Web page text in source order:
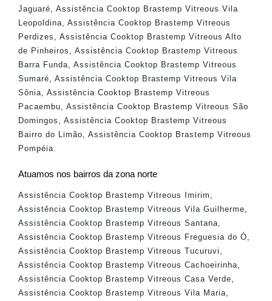
Jaguaré, Assistência Cooktop Brastemp Vitreous Vila
Leopoldina, Assistência Cooktop Brastemp Vitreous
Perdizes , Assistência Cooktop Brastemp Vitreous Alto
de Pinheiros , Assistência Cooktop Brastemp Vitreous
Barra Funda, Assistência Cooktop Brastemp Vitreous
Sumaré, Assistência Cooktop Brastemp Vitreous Vila
Sônia, Assistência Cooktop Brastemp Vitreous
Pacaembu, Assistência Cooktop Brastemp Vitreous São
Domingos , Assistência Cooktop Brastemp Vitreous
Bairro do Limão, Assistência Cooktop Brastemp Vitreous
Pompéia.
Atuamos nos bairros da zona norte
Assistência Cooktop Brastemp Vitreous Imirim
Assistência Cooktop Brastemp Vitreous Vila Guilherme
Assistência Cooktop Brastemp Vitreous Santana
Assistência Cooktop Brastemp Vitreous Freguesia do Ó
Assistência Cooktop Brastemp Vitreous Tucuruvi
Assistência Cooktop Brastemp Vitreous Cachoeirinha
Assistência Cooktop Brastemp Vitreous Casa Verde
Assistência Cooktop Brastemp Vitreous Vila Maria